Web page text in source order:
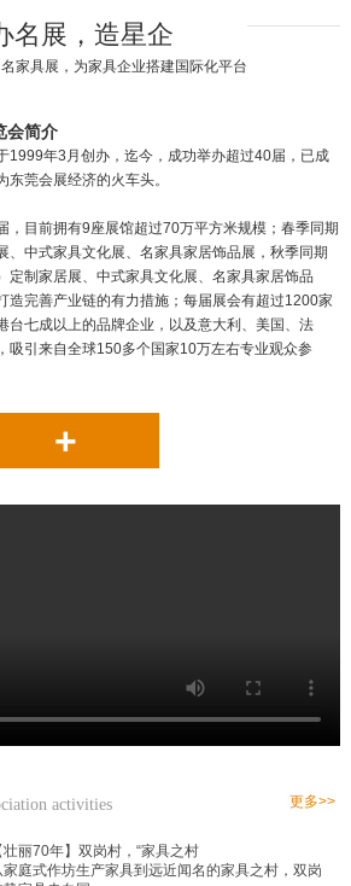
名展，造星企
家具展，为家具企业搭建国际化平台
会简介
1999年3月创办，迄今，成功举办超过40届，已成
莞会展经济的火车头。
，目前拥有9座展馆超过70万平方米规模；春季同期
、中式家具文化展、名家具家居饰品展，秋季同期
定制家居展、中式家具文化展、名家具家居饰品
造完善产业链的有力措施；每届展会有超过1200家
台七成以上的品牌企业，以及意大利、美国、法
吸引来自全球150多个国家10万左右专业观众参
+
activities 更多>>
壮丽70年】双岗村，“家具之村
家庭式作坊生产家具到远近闻名的家具之村，双岗